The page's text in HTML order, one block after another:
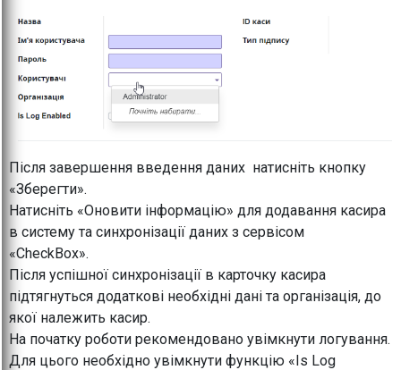
Після завершення введення даних натисніть кнопку
«Зберегти».
Натисніть «Оновити інформацію» для додавання касира
в систему та синхронізації даних з сервісом
«CheckBox».
Після успішної синхронізації в карточку касира
підтягнуться додаткові необхідні дані та організація, до
якої належить касир.
На початку роботи рекомендовано увімкнути логування.
Для цього необхідно увімкнути функцію «Is Log